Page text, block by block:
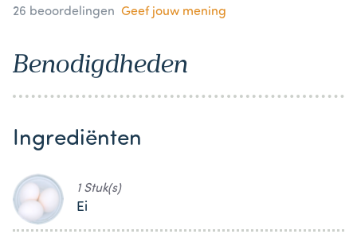
26 beoordelingen Geef jouw mening
Benodigdheden
Ingrediënten
1 Stuk(s)
Ei